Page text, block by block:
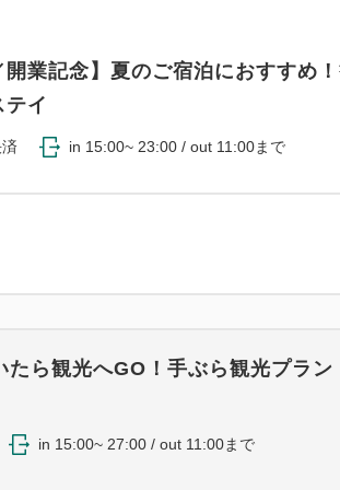
業記念】夏のご宿泊におすすめ
イ
in 15:00~ 23:00 / out 11:00まで
ら観光へGO！手ぶら観光プラン
in 15:00~ 27:00 / out 11:00まで